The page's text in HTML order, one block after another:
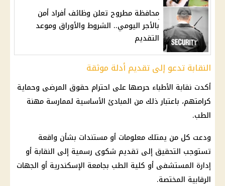
محافظة مطروح تعلن وظائف أفراد أمن
بالأجر اليومي.. الشروط والأوراق وموعد
التقديم
النقابة تدعو إلى تقديم أدلة موثقة
أكدت نقابة الأطباء حرصها على احترام حقوق المرضى وحماية
كرامتهم، باعتبار ذلك من المبادئ الأساسية لممارسة مهنة
الطب.
ودعت كل من يمتلك معلومات أو مستندات بشأن واقعة
تستوجب التحقيق إلى تقديم شكوى رسمية إلى النقابة أو
إدارة المستشفى أو كلية الطب بجامعة الإسكندرية أو الجهات
الرقابية المختصة.